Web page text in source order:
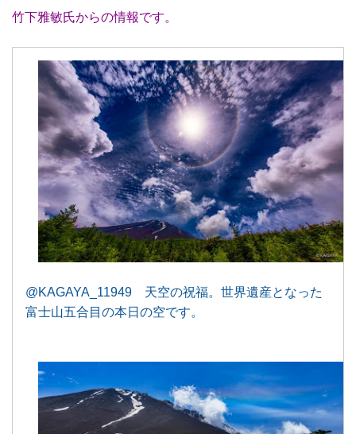
竹下雅敏氏からの情報です。
@KAGAYA_11949 天空の祝福。世界遺産となった
富士山五合目の本日の空です。